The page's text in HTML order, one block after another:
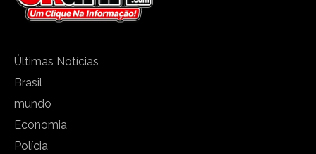
Últimas Notícias
Brasil
mundo
Economia
Polícia